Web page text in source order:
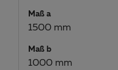
Maß a
1500 mm
Maß b
1000 mm